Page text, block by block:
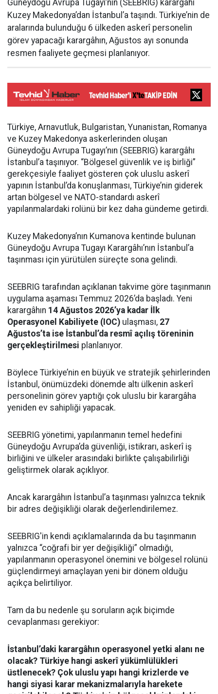
Güneydoğu Avrupa Tugayı’nın (SEEBRIG) karargâhı
Kuzey Makedonya’dan İstanbul’a taşındı. Türkiye’nin de
aralarında bulunduğu 6 ülkeden askerî personelin
görev yapacağı karargâhın, Ağustos ayı sonunda
resmen faaliyete geçmesi planlanıyor.
Türkiye, Arnavutluk, Bulgaristan, Yunanistan, Romanya
ve Kuzey Makedonya askerlerinden oluşan
Güneydoğu Avrupa Tugayı’nın (SEEBRIG) karargâhı
İstanbul’a taşınıyor. “Bölgesel güvenlik ve iş birliği”
gerekçesiyle faaliyet gösteren çok uluslu askerî
yapının İstanbul’da konuşlanması, Türkiye’nin giderek
artan bölgesel ve NATO-standardı askerî
yapılanmalardaki rolünü bir kez daha gündeme getirdi.
Kuzey Makedonya’nın Kumanova kentinde bulunan
Güneydoğu Avrupa Tugayı Karargâhı’nın İstanbul’a
taşınması için yürütülen süreçte sona gelindi.
SEEBRIG tarafından açıklanan takvime göre taşınmanın
uygulama aşaması Temmuz 2026’da başladı. Yeni
karargâhın 14 Ağustos 2026’ya kadar İlk
Operasyonel Kabiliyete (IOC) ulaşması, 27
Ağustos’ta ise İstanbul’da resmî açılış töreninin
gerçekleştirilmesi planlanıyor.
Böylece Türkiye’nin en büyük ve stratejik şehirlerinden
İstanbul, önümüzdeki dönemde altı ülkenin askerî
personelinin görev yaptığı çok uluslu bir karargâha
yeniden ev sahipliği yapacak.
SEEBRIG yönetimi, yapılanmanın temel hedefini
Güneydoğu Avrupa’da güvenliği, istikrarı, askerî iş
birliğini ve ülkeler arasındaki birlikte çalışabilirliği
geliştirmek olarak açıklıyor.
Ancak karargâhın İstanbul’a taşınması yalnızca teknik
bir adres değişikliği olarak değerlendirilemez.
SEEBRIG'in kendi açıklamalarında da bu taşınmanın
yalnızca “coğrafi bir yer değişikliği” olmadığı,
yapılanmanın operasyonel önemini ve bölgesel rolünü
güçlendirmeyi amaçlayan yeni bir dönem olduğu
açıkça belirtiliyor.
Tam da bu nedenle şu soruların açık biçimde
cevaplanması gerekiyor:
İstanbul’daki karargâhın operasyonel yetki alanı ne
olacak? Türkiye hangi askerî yükümlülükleri
üstlenecek? Çok uluslu yapı hangi krizlerde ve
hangi siyasi karar mekanizmalarıyla harekete